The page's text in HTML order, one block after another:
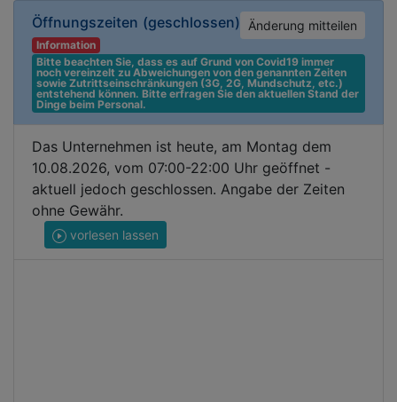
Öffnungszeiten (geschlossen) Änderung mitteilen
Information
Bitte beachten Sie, dass es auf Grund von Covid19 immer
noch vereinzelt zu Abweichungen von den genannten Zeiten
sowie Zutrittseinschränkungen (3G, 2G, Mundschutz, etc.)
entstehend können. Bitte erfragen Sie den aktuellen Stand der
Dinge beim Personal.
Das Unternehmen ist heute, am Montag dem
10.08.2026, vom 07:00-22:00 Uhr geöffnet -
aktuell jedoch geschlossen. Angabe der Zeiten
ohne Gewähr.
vorlesen lassen